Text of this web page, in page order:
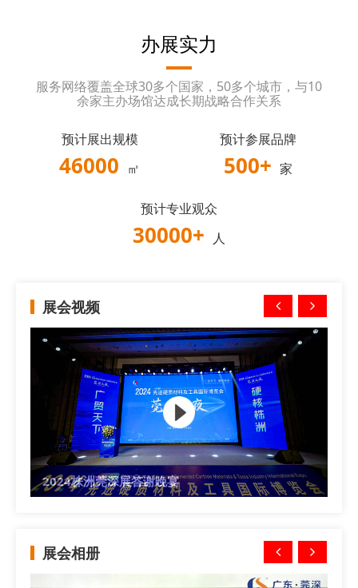
办展实力
服务网络覆盖全球30多个国家，50多个城市，与10
余家主办场馆达成长期战略合作关系
预计展出规模
46000 ㎡
预计参展品牌
500+ 家
预计专业观众
30000+ 人
展会视频
2024株洲莞深展答谢晚宴
展会相册